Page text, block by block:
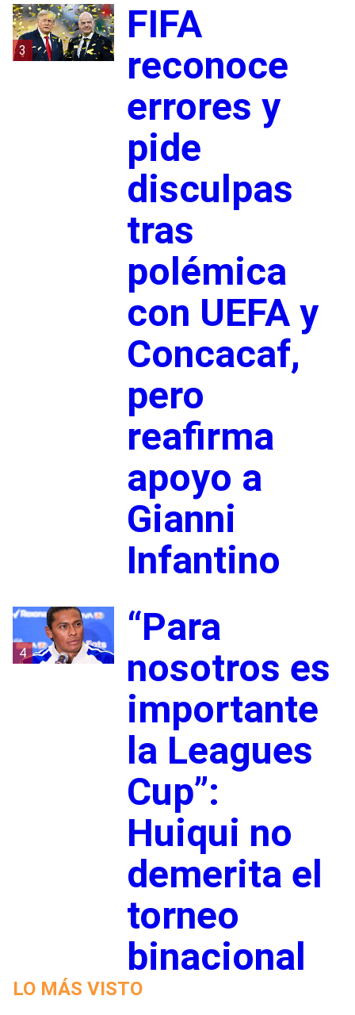
3
FIFA
reconoce
errores y
pide
disculpas
tras
polémica
con UEFA y
Concacaf,
pero
reafirma
apoyo a
Gianni
Infantino
4
“Para
nosotros es
importante
la Leagues
Cup”:
Huiqui no
demerita el
torneo
binacional
LO MÁS VISTO